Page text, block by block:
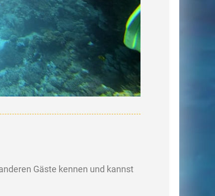
Gäste kennen und kannst